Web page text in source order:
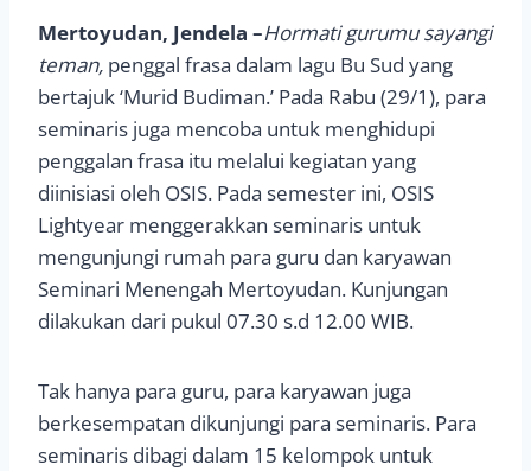
Mertoyudan, Jendela –Hormati gurumu sayangi
teman, penggal frasa dalam lagu Bu Sud yang
bertajuk ‘Murid Budiman.’ Pada Rabu (29/1), para
seminaris juga mencoba untuk menghidupi
penggalan frasa itu melalui kegiatan yang
diinisiasi oleh OSIS. Pada semester ini, OSIS
Lightyear menggerakkan seminaris untuk
mengunjungi rumah para guru dan karyawan
Seminari Menengah Mertoyudan. Kunjungan
dilakukan dari pukul 07.30 s.d 12.00 WIB.
Tak hanya para guru, para karyawan juga
berkesempatan dikunjungi para seminaris. Para
seminaris dibagi dalam 15 kelompok untuk